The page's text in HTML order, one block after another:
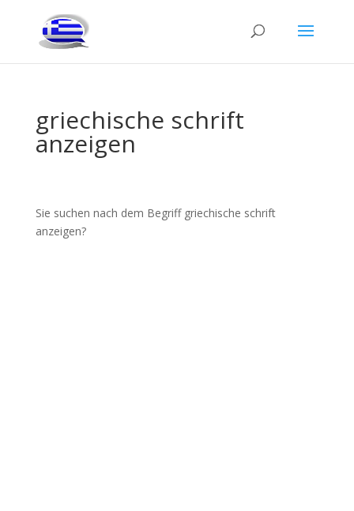
griechische schrift
anzeigen
Sie suchen nach dem Begriff griechische schrift
anzeigen?